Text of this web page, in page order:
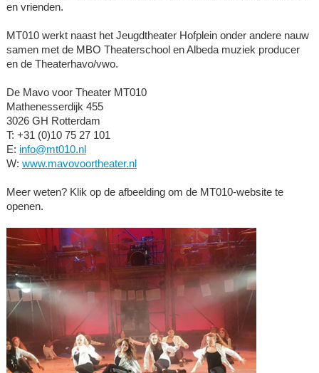
en vrienden.
MT010 werkt naast het Jeugdtheater Hofplein onder andere nauw
samen met de MBO Theaterschool en Albeda muziek producer
en de Theaterhavo/vwo.
De Mavo voor Theater MT010
Mathenesserdijk 455
3026 GH Rotterdam
T: +31 (0)10 75 27 101
E: info@mt010.nl
W: www.mavovoortheater.nl
Meer weten? Klik op de afbeelding om de MT010-website te
openen.